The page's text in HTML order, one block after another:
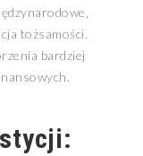
tożsamości.
bardziej